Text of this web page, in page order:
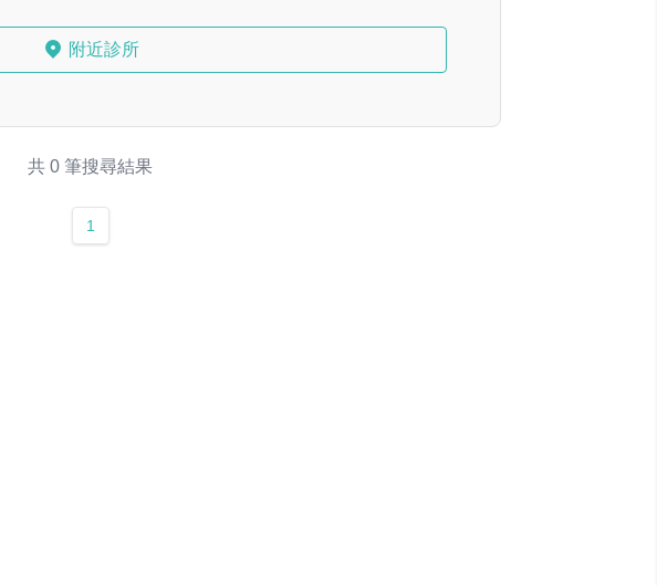
附近診所
共 0 筆搜尋結果
1